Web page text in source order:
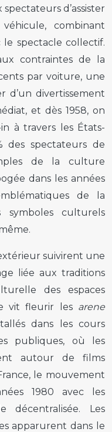
d’assister
combinant
le spectacle collectif.
contraintes de la
par voiture, une
d’un divertissement
et dès 1958, on
à travers les États-
des spectateurs de
de la culture
dans les années
de la
symboles culturels
suivirent une
liée aux traditions
des espaces
vit fleurir les arene
dans les cours
publiques, où les
autour de films
le mouvement
1980 avec les
décentralisée. Les
apparurent dans le